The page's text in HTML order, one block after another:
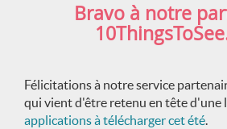
Bravo à notre
Félicitations à notre service
qui vient d'être retenu en tête d'une
applications à télécharger cet été.